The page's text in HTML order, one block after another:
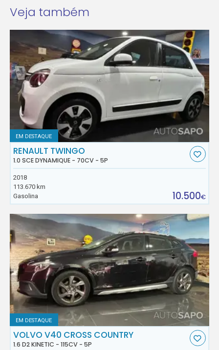
Veja também
EM DESTAQUE
RENAULT TWINGO
1.0 SCE DYNAMIQUE - 70CV - 5P
2018
113.670 km
Gasolina
10.500€
EM DESTAQUE
VOLVO V40 CROSS COUNTRY
1.6 D2 KINETIC - 115CV - 5P